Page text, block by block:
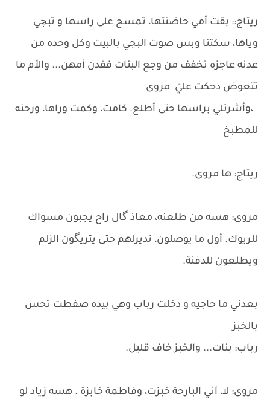
ريتاج:: بقت أمي حاضنتها، تمسح على راسها و تبچي
وياها، سكتنا وبس صوت البجي بالبيت وكل وحده من
عدنه عاجزه تخفف من وجع البنات فقدن أمهن... والأم ما
تتعوض دحكت عليّ مروى
،وأشرتلي براسها حتى أطلع. كامت، وكمت وراها، ورحنه
للمطبخ
ريتاج: ها مروى.
مروى: هسه من طلعنه، معاذ گال راح يجبون مسواك
للريوك. أول ما يوصلون، نديرلهم حتى يتريگون الزلم
ويطلعون للدفنة.
بعدني ما حاجيه و دخلت رباب وهي بيده صفطت تحس
بالخبز
رباب: بنات... والخبز خاف قليل.
مروى: لا، آني البارحة خبزت، وفاطمة خابزة . هسه زياد لو